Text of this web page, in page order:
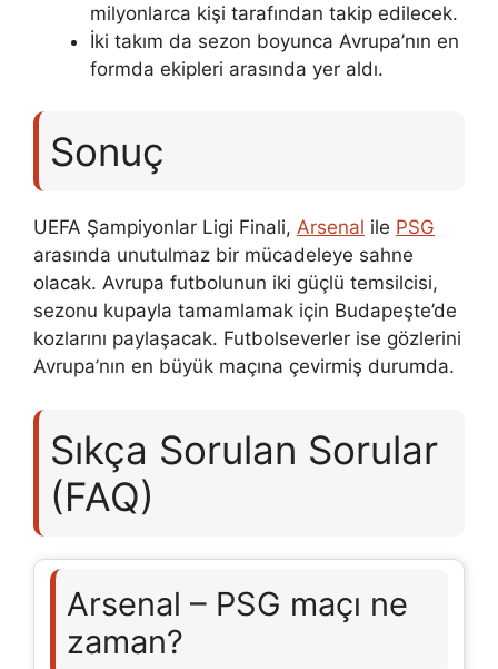
milyonlarca kişi tarafından takip edilecek.
İki takım da sezon boyunca Avrupa’nın en
formda ekipleri arasında yer aldı.
Sonuç
UEFA Şampiyonlar Ligi Finali, Arsenal ile PSG
arasında unutulmaz bir mücadeleye sahne
olacak. Avrupa futbolunun iki güçlü temsilcisi,
sezonu kupayla tamamlamak için Budapeşte’de
kozlarını paylaşacak. Futbolseverler ise gözlerini
Avrupa’nın en büyük maçına çevirmiş durumda.
Sıkça Sorulan Sorular
(FAQ)
Arsenal – PSG maçı ne
zaman?